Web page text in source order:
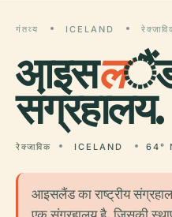
गंतव्य ICELAND
आइसलैंड
संग्रहालय.
रेक्जाविक ICELAND 64°
आइसलैंड का राष्ट्रीय